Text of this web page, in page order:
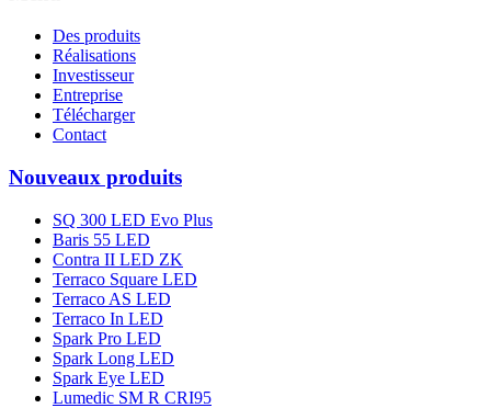
Des produits
Réalisations
Investisseur
Entreprise
Télécharger
Contact
Nouveaux produits
SQ 300 LED Evo Plus
Baris 55 LED
Contra II LED ZK
Terraco Square LED
Terraco AS LED
Terraco In LED
Spark Pro LED
Spark Long LED
Spark Eye LED
Lumedic SM R CRI95